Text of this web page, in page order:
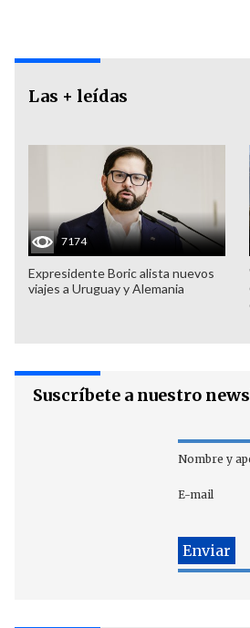
Las + leídas
7174
Expresidente Boric alista nuevos
viajes a Uruguay y Alemania
Suscríbete a nuestro
Nombre y
E-mail